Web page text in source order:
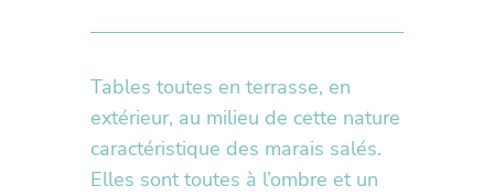
Tables toutes en terrasse, en
extérieur, au milieu de cette nature
caractéristique des marais salés.
Elles sont toutes à l’ombre et un